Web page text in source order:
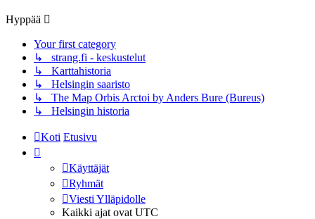
Hyppää
Your first category
↳ strang.fi - keskustelut
↳ Karttahistoria
↳ Helsingin saaristo
↳ The Map Orbis Arctoi by Anders Bure (Bureus)
↳ Helsingin historia
Koti Etusivu
Käyttäjät
Ryhmät
Viesti Ylläpidolle
Kaikki ajat ovat UTC